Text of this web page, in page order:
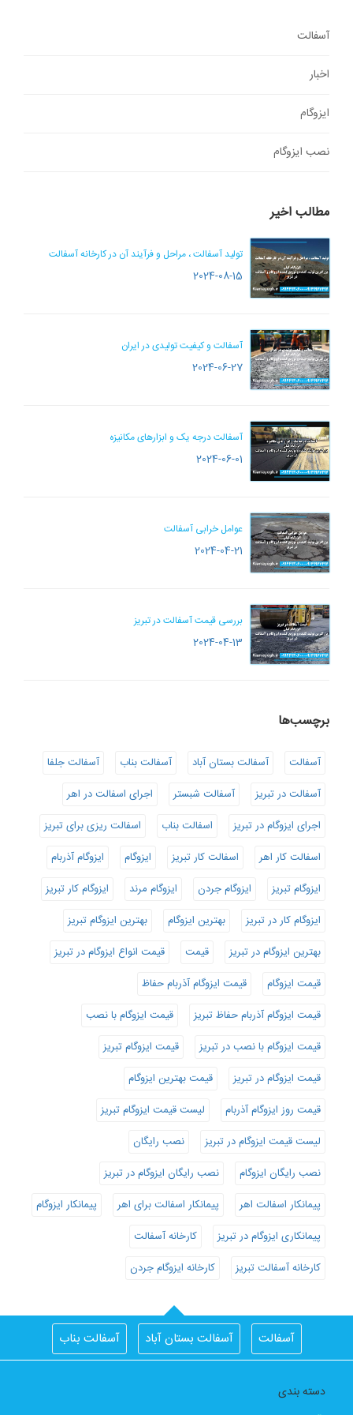
آسفالت
اخبار
ایزوگام
نصب ایزوگام
مطالب اخیر
تولید آسفالت ، مراحل و فرآیند آن در کارخانه آسفالت
2024-08-15
آسفالت و کیفیت تولیدی در ایران
2024-06-27
آسفالت درجه یک و ابزارهای مکانیزه
2024-06-01
عوامل خرابی آسفالت
2024-04-21
بررسی قیمت آسفالت در تبریز
2024-04-13
برچسب‌ها
آسفالت آسفالت بستان آباد آسفالت بناب
آسفالت جلفا
آسفالت در تبریز
آسفالت شبستر
اجرای اسفالت در اهر
اجرای ایزوگام در تبریز
اسفالت بناب
اسفالت ریزی برای تبریز
اسفالت کار اهر
اسفالت کار تبریز ایزوگام
ایزوگام آذربام
ایزوگام تبریز
ایزوگام جردن ایزوگام مرند
ایزوگام کار تبریز
ایزوگام کار در تبریز
بهترین ایزوگام
بهترین ایزوگام تبریز
بهترین ایزوگام در تبریز
قیمت
قیمت انواع ایزوگام در تبریز
قیمت ایزوگام
قیمت ایزوگام آذربام حفاظ
قیمت ایزوگام آذربام حفاظ تبریز
قیمت ایزوگام با نصب
قیمت ایزوگام با نصب در تبریز
قیمت ایزوگام تبریز
قیمت ایزوگام در تبریز
قیمت بهترین ایزوگام
قیمت روز ایزوگام آذربام
لیست قیمت ایزوگام تبریز
لیست قیمت ایزوگام در تبریز
نصب رایگان
نصب رایگان ایزوگام
نصب رایگان ایزوگام در تبریز
پیمانکار اسفالت اهر
پیمانکار اسفالت برای اهر
پیمانکار ایزوگام
پیمانکاری ایزوگام در تبریز
کارخانه آسفالت
کارخانه آسفالت تبریز
کارخانه ایزوگام جردن
آسفالت آسفالت بستان آباد
آسفالت بناب
دسته بندی